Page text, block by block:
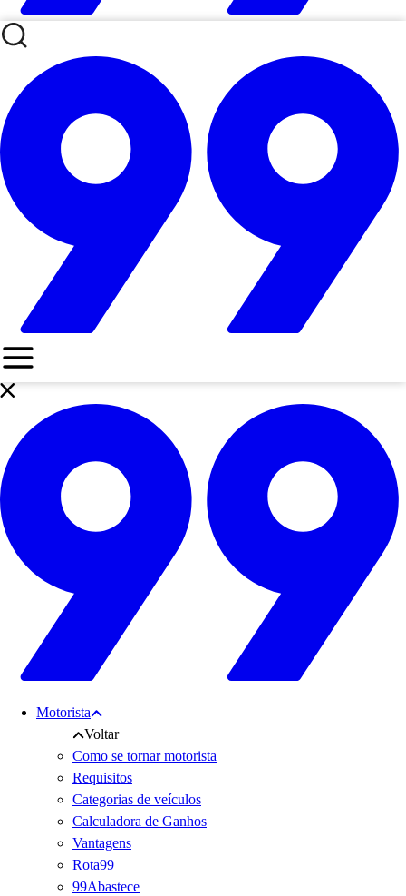
Motorista
Voltar
Como se tornar motorista
Requisitos
Categorias de veículos
Calculadora de Ganhos
Vantagens
Rota99
99Abastece